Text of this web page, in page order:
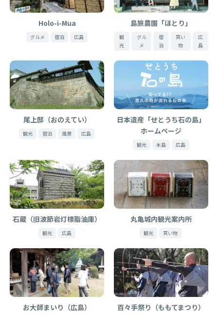
Holo-i-Mua
グルメ 宿泊 広島
島旅農園「ほとり」
観
光
グル
メ
宿
泊
買い
物
広
島
尾上邸（おのえてい）
観光 宿泊 風景 広島
日本遺産「せとうち石の島」
ホームページ
観光 本島 広島
石蔵（旧波節岩灯標脂油庫）
観光 広島
丸亀城内観光案内所
観光 買い物
お大師まいり（広島） 百々手祭り（ももてまつり）